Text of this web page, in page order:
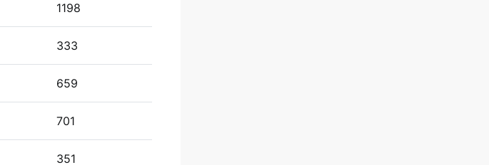
1198
333
659
701
351